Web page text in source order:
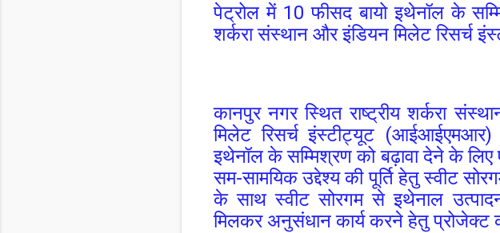
पेट्रोल में 10 फीसद बायो इथेनॉल के
शर्करा संस्थान और इंडियन मिलेट रिसर्च
कानपुर नगर स्थितराष्ट्रीय शर्करा
मिलेट रिसर्च इंस्टीट्यूट
इथेनॉल के सम्मिश्रण को बढ़ावा देने के
सम-सामयिक उद्देश्य की पूर्ति हेतु स्वीट
के साथस्वीट सोरगम से इथेनाल
मिलकर अनुसंधान कार्य करने हेतु प्रोजेक्ट